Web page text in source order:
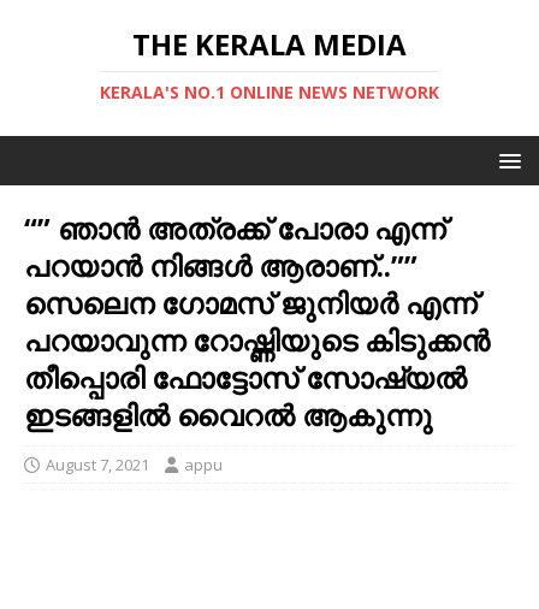
THE KERALA MEDIA
KERALA'S NO.1 ONLINE NEWS NETWORK
“” ഞാന്‍ അത്രക്ക് പോരാ എന്ന്
പറയാന്‍ നിങ്ങള്‍ ആരാണ്..””
സെലെന ഗോമസ് ജുനിയര്‍ എന്ന്
പറയാവുന്ന റോഷ്ണിയുടെ കിടുക്കന്‍
തീപ്പൊരി ഫോട്ടോസ് സോഷ്യല്‍
ഇടങ്ങളില്‍ വൈറല്‍ ആകുന്നു
August 7, 2021 appu